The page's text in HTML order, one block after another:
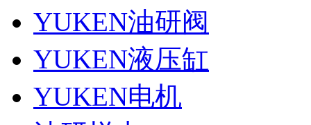
YUKEN油研阀
YUKEN液压缸
YUKEN电机